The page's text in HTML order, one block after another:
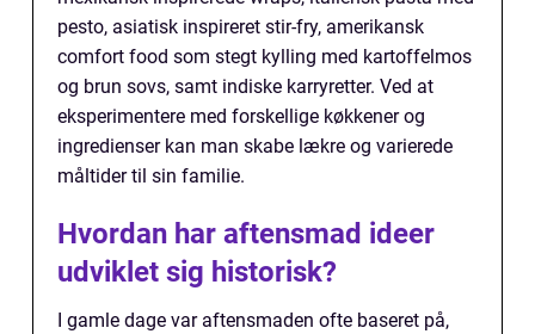
pesto, asiatisk inspireret stir-fry, amerikansk
comfort food som stegt kylling med kartoffelmos
og brun sovs, samt indiske karryretter. Ved at
eksperimentere med forskellige køkkener og
ingredienser kan man skabe lækre og varierede
måltider til sin familie.
Hvordan har aftensmad ideer
udviklet sig historisk?
I gamle dage var aftensmaden ofte baseret på,